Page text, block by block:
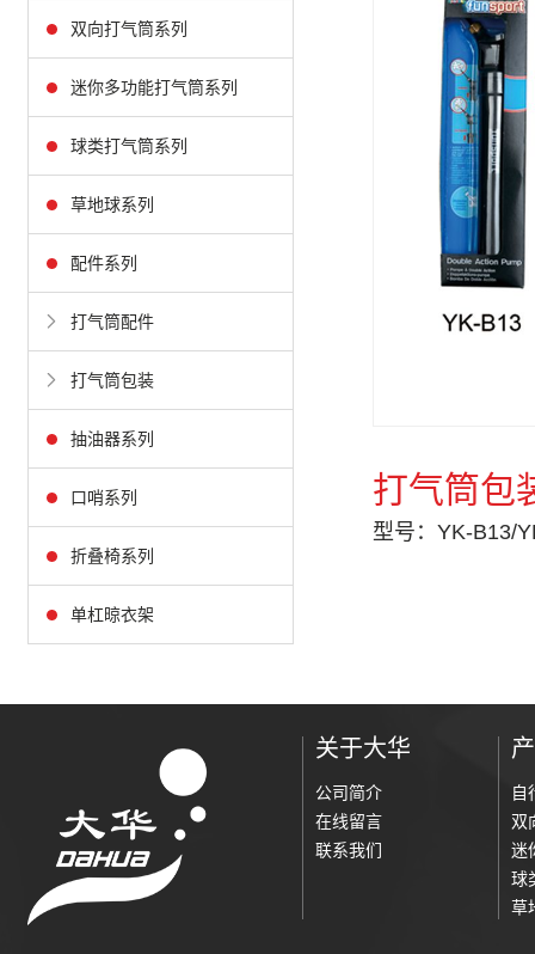
双向打气筒系列
迷你多功能打气筒系列
球类打气筒系列
草地球系列
配件系列
打气筒配件
打气筒包装
抽油器系列
口哨系列
折叠椅系列
单杠晾衣架
打气筒包
型号：YK-B13/
关于大华
公司简介
在线留言
联系我们
自
双
迷
球
草